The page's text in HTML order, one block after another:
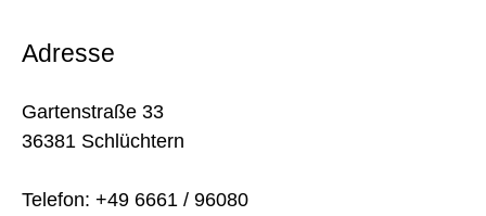
Adresse
Gartenstraße 33
36381 Schlüchtern
Telefon: +49 6661 / 96080